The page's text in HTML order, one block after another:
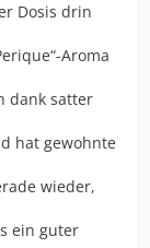
Dosis drin
Aroma
dank satter
hat gewohnte
wieder,
ein guter